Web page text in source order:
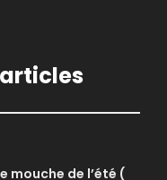
mouche de l’été (